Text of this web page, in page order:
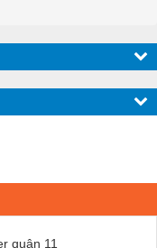
quận 11